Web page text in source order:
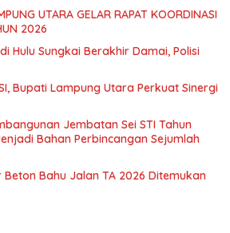
UTARA GELAR RAPAT KOORDINASI
2026
Hulu Sungkai Berakhir Damai, Polisi
Bupati Lampung Utara Perkuat Sinergi
Jembatan Sei STI Tahun
Bahan Perbincangan Sejumlah
Bahu Jalan TA 2026 Ditemukan